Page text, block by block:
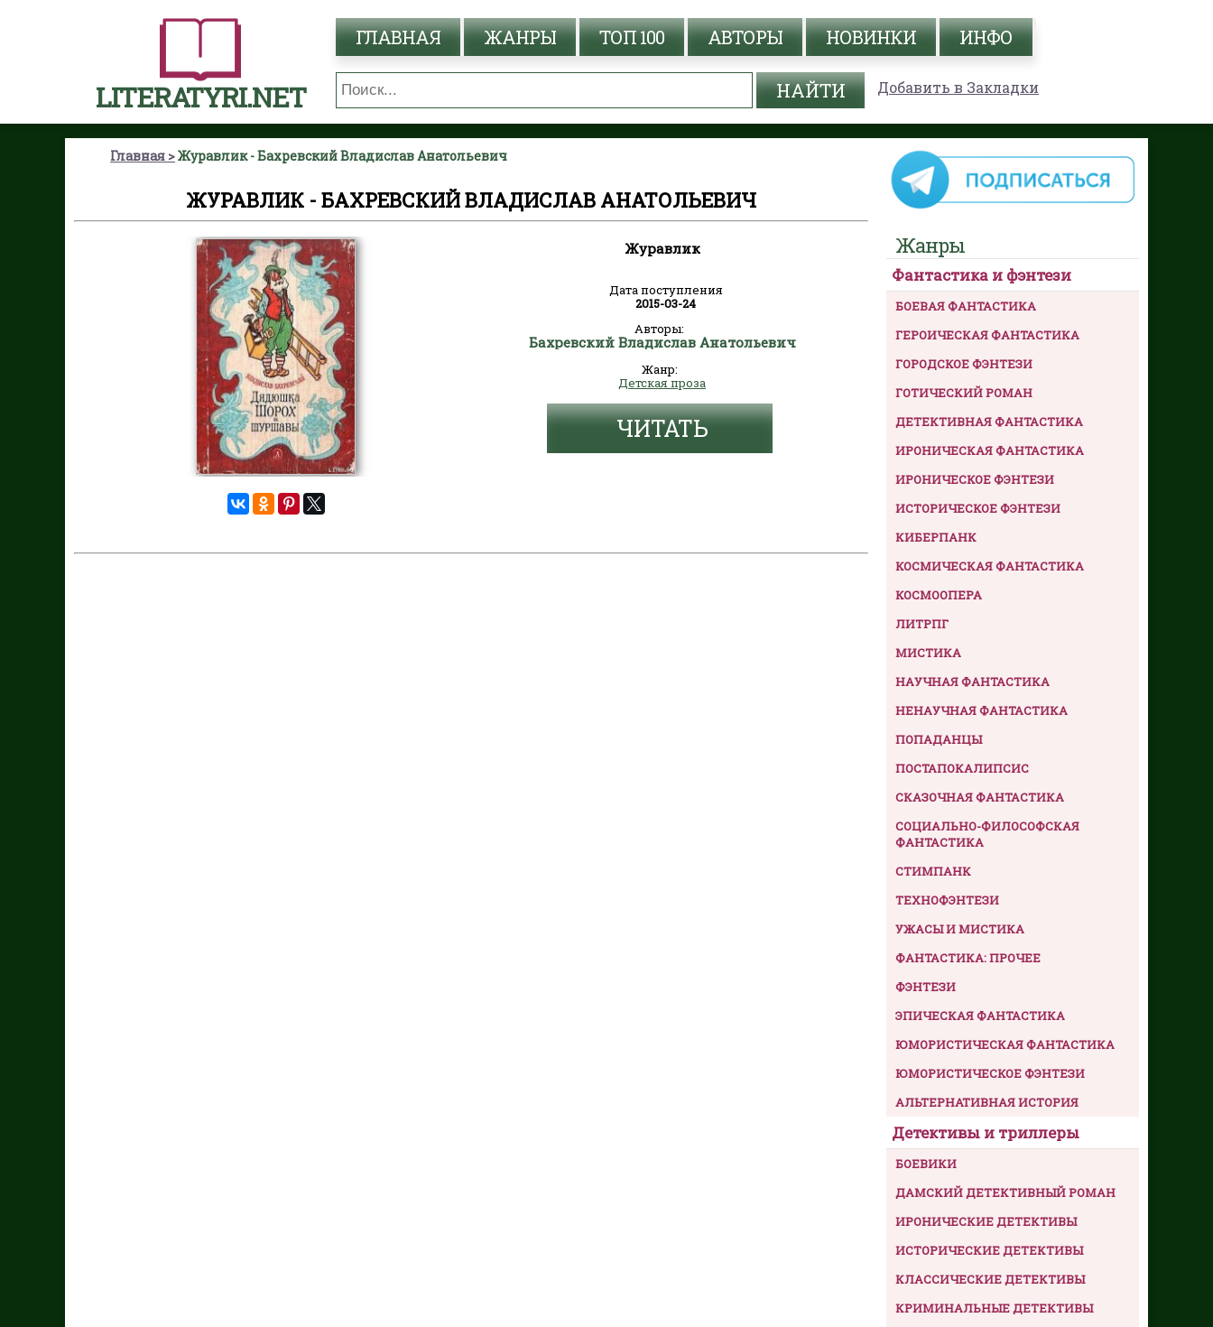
LITERATYRI.NET
ГЛАВНАЯ ЖАНРЫ ТОП 100 АВТОРЫ НОВИНКИ ИНФО
Добавить в Закладки
Главная Журавлик - Бахревский Владислав Анатольевич
ЖУРАВЛИК - БАХРЕВСКИЙ ВЛАДИСЛАВ АНАТОЛЬЕВИЧ
Журавлик
Дата поступления
2015-03-24
Авторы:
Бахревский Владислав Анатольевич
Жанр:
Детская проза
ЧИТАТЬ
Жанры
Фантастика и фэнтези
БОЕВАЯ ФАНТАСТИКА
ГЕРОИЧЕСКАЯ ФАНТАСТИКА
ГОРОДСКОЕ ФЭНТЕЗИ
ГОТИЧЕСКИЙ РОМАН
ДЕТЕКТИВНАЯ ФАНТАСТИКА
ИРОНИЧЕСКАЯ ФАНТАСТИКА
ИРОНИЧЕСКОЕ ФЭНТЕЗИ
ИСТОРИЧЕСКОЕ ФЭНТЕЗИ
КИБЕРПАНК
КОСМИЧЕСКАЯ ФАНТАСТИКА
КОСМООПЕРА
ЛИТРПГ
МИСТИКА
НАУЧНАЯ ФАНТАСТИКА
НЕНАУЧНАЯ ФАНТАСТИКА
ПОПАДАНЦЫ
ПОСТАПОКАЛИПСИС
СКАЗОЧНАЯ ФАНТАСТИКА
СОЦИАЛЬНО-ФИЛОСОФСКАЯ
ФАНТАСТИКА
СТИМПАНК
ТЕХНОФЭНТЕЗИ
УЖАСЫ И МИСТИКА
ФАНТАСТИКА: ПРОЧЕЕ
ФЭНТЕЗИ
ЭПИЧЕСКАЯ ФАНТАСТИКА
ЮМОРИСТИЧЕСКАЯ ФАНТАСТИКА
ЮМОРИСТИЧЕСКОЕ ФЭНТЕЗИ
АЛЬТЕРНАТИВНАЯ ИСТОРИЯ
Детективы и триллеры
БОЕВИКИ
ДАМСКИЙ ДЕТЕКТИВНЫЙ РОМАН
ИРОНИЧЕСКИЕ ДЕТЕКТИВЫ
ИСТОРИЧЕСКИЕ ДЕТЕКТИВЫ
КЛАССИЧЕСКИЕ ДЕТЕКТИВЫ
КРИМИНАЛЬНЫЕ ДЕТЕКТИВЫ